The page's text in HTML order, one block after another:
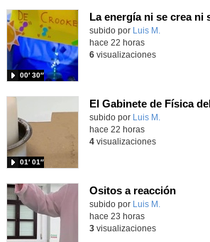
Contenido educativo.
subido por Luis M.
00′ 30″
hace 22 horas
6visualizaciones
Contenido educativo.
subido por Luis M.
01′ 01″
hace 22 horas
4visualizaciones
Ositos a reacción
Contenido educativo.
subido por Luis M.
hace 23 horas
3visualizaciones